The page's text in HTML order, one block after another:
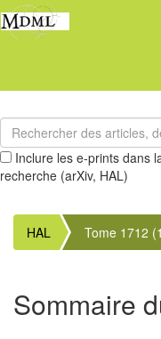
Inclure les e-prints dans
recherche (arXiv, HAL)
HAL Tome 1712
Sommaire